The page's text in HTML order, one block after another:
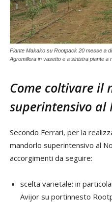
Piante Makako su Rootpack 20 messe a
Agromillora in vasetto e a sinistra piante a
Come coltivare il
superintensivo al
Secondo Ferrari, per la
mandorlo superintensivo al
accorgimenti da seguire:
scelta varietale: in
Avijor su portinnesto